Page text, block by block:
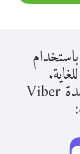
بمجرد حصولك على أرصدة Viber